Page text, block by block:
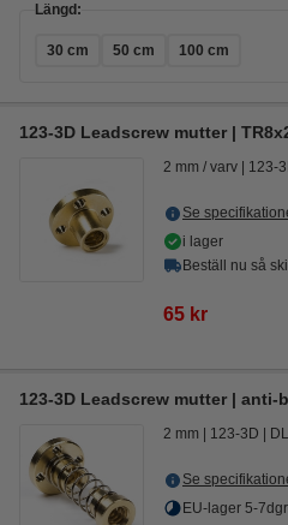
Längd:
30 cm 50 cm 100 cm
123-3D Leadscrew mutter |
2 mm / varv 123-
Se
i lager
Beställ nu så
65 kr
123-3D Leadscrew mutter | anti-
2 mm 123-3D
Se
EU-lager 5-7dgr